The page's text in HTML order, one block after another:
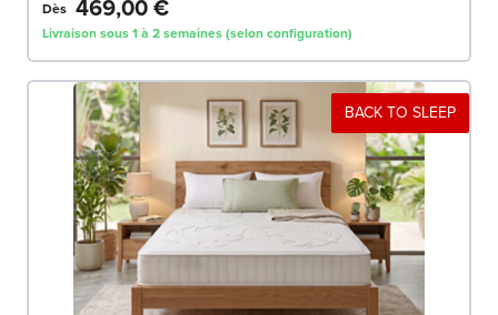
Dès 469,00 €
Livraison sous 1 à 2 semaines (selon configuration)
BACK TO SLEEP